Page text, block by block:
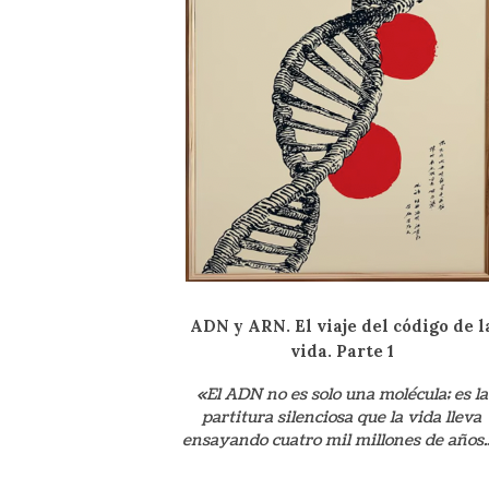
ADN y ARN. El viaje del código de
vida. Parte 1
«El ADN no es solo una molécula; es la
partitura silenciosa que la vida lleva
ensayando cuatro mil millones de